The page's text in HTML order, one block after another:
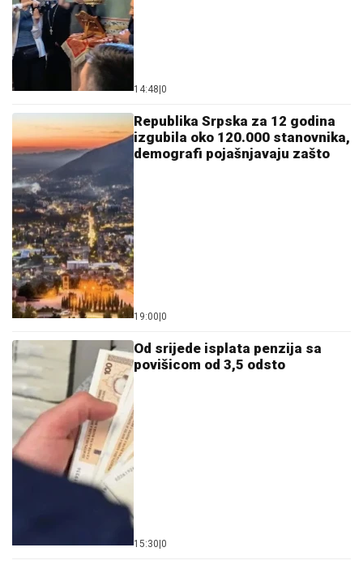
14:48 0
Republika Srpska za 12 godina
izgubila oko 120.000 stanovnika,
demografi pojašnjavaju zašto
19:00 0
Od srijede isplata penzija sa
povišicom od 3,5 odsto
15:30 0